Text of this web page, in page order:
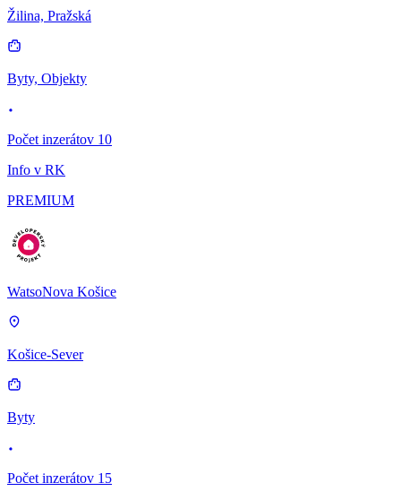
Žilina, Pražská
Byty, Objekty
Počet inzerátov 10
Info v RK
PREMIUM
WatsoNova Košice
Košice-Sever
Byty
Počet inzerátov 15